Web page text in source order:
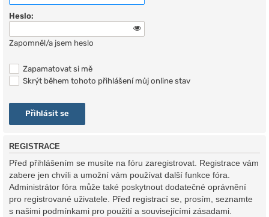
Heslo:
Zapomněl/a jsem heslo
Zapamatovat si mě
Skrýt během tohoto přihlášení můj online stav
REGISTRACE
Před přihlášením se musíte na fóru zaregistrovat. Registrace vám
zabere jen chvíli a umožní vám používat další funkce fóra.
Administrátor fóra může také poskytnout dodatečné oprávnění
pro registrované uživatele. Před registrací se, prosím, seznamte
s našimi podmínkami pro použití a souvisejícími zásadami.